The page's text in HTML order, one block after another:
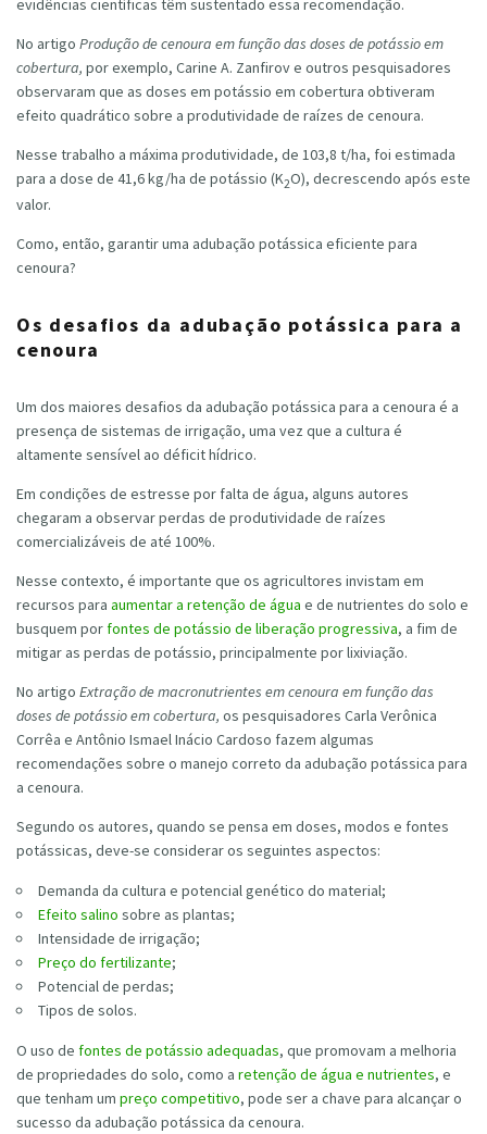
No artigo Produção de cenoura em função das doses de potássio em
cobertura, por exemplo, Carine A. Zanfirov e outros pesquisadores
observaram que as doses em potássio em cobertura obtiveram
efeito quadrático sobre a produtividade de raízes de cenoura.
Nesse trabalho a máxima produtividade, de 103,8 t/ha, foi estimada
para a dose de 41,6 kg/ha de potássio (K2O), decrescendo após este
valor.
Como, então, garantir uma adubação potássica eficiente para
cenoura?
Os desafios da adubação potássica para a
cenoura
Um dos maiores desafios da adubação potássica para a cenoura é a
presença de sistemas de irrigação, uma vez que a cultura é
altamente sensível ao déficit hídrico.
Em condições de estresse por falta de água, alguns autores
chegaram a observar perdas de produtividade de raízes
comercializáveis de até 100%.
Nesse contexto, é importante que os agricultores invistam em
recursos para aumentar a retenção de água e de nutrientes do solo e
busquem porfontes de potássio de liberação progressiva, a fim de
mitigar as perdas de potássio, principalmente por lixiviação.
No artigo Extração de macronutrientes em cenoura em função das
doses de potássio em cobertura, os pesquisadores Carla Verônica
Corrêa e Antônio Ismael Inácio Cardoso fazem algumas
recomendações sobre o manejo correto da adubação potássica para
a cenoura.
Segundo os autores, quando se pensa em doses, modos e fontes
potássicas, deve-se considerar os seguintes aspectos:
Demanda da cultura e potencial genético do material;
Efeito salino sobre as plantas;
Intensidade de irrigação;
Preço do fertilizante;
Potencial de perdas;
Tipos de solos.
O uso de fontes de potássio adequadas, que promovam a melhoria
de propriedades do solo, como a retenção de água e nutrientes, e
que tenham um preço competitivo, pode ser a chave para alcançar o
sucesso da adubação potássica da cenoura.